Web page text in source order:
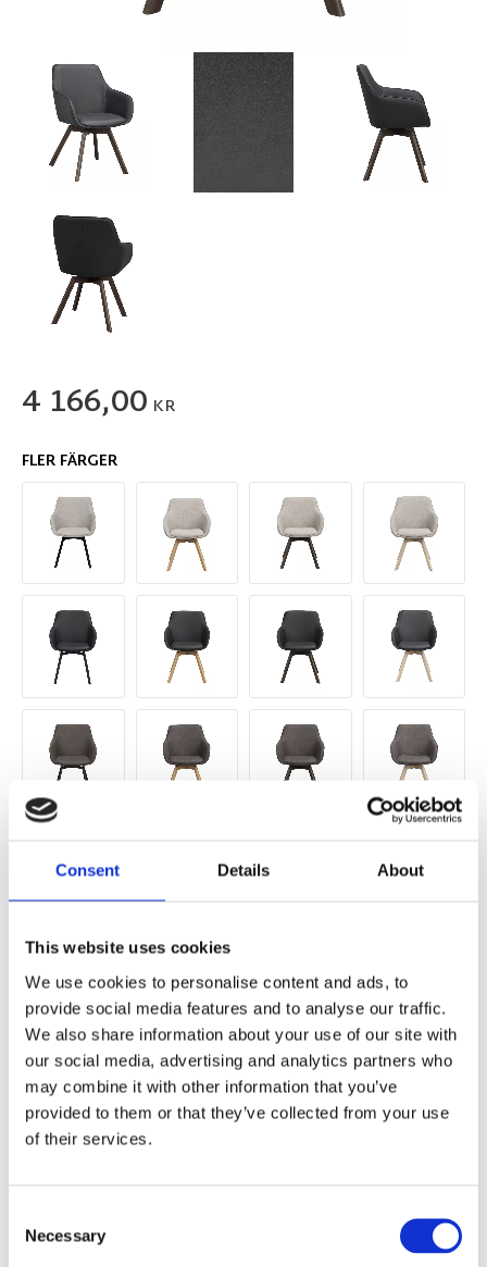
Consent Details About
This website uses cookies
We use cookies to personalise content and ads, to
provide social media features and to analyse our traffic.
We also share information about your use of our site with
our social media, advertising and analytics partners who
may combine it with other information that you’ve
provided to them or that they’ve collected from your use
of their services.
Selection
Necessary
4 166,00 KR
FLER FÄRGER